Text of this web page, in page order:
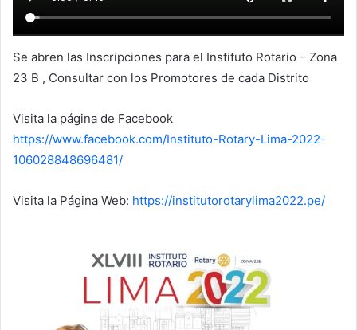
Se abren las Inscripciones para el Instituto Rotario – Zona
23 B , Consultar con los Promotores de cada Distrito
Visita la página de Facebook
https://www.facebook.com/Instituto-Rotary-Lima-2022-
106028848696481/
Visita la Página Web: https://institutorotarylima2022.pe/